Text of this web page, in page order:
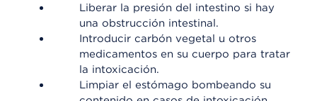
Liberar la presión del intestino si hay
una obstrucción intestinal.
Introducir carbón vegetal u otros
medicamentos en su cuerpo para tratar
la intoxicación.
Limpiar el estómago bombeando su